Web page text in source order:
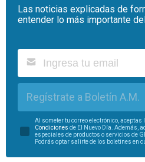
Las noticias explicadas de
entender lo más importante
Regístrate a Boletín A.M.
Al someter tu correo electrónico, aceptas
Condiciones de El Nuevo Día. Además,
especiales de productos o servicios de
Podrás optar salirte de los boletines en